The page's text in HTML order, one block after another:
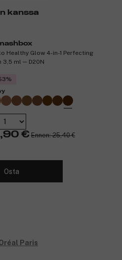
kanssa
Healthy Glow 4-in-1 Perfecting
3,5 ml ─ D20N
€ Ennen: 25,40 €
Osta